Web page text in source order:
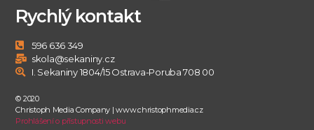
Rychlý kontakt
596 636 349
skola@sekaniny.cz
I. Sekaniny 1804/15 Ostrava-Poruba 708 00
© 2020
Christoph Media Company | www.christophmedia.cz
Prohlášení o přístupnosti webu